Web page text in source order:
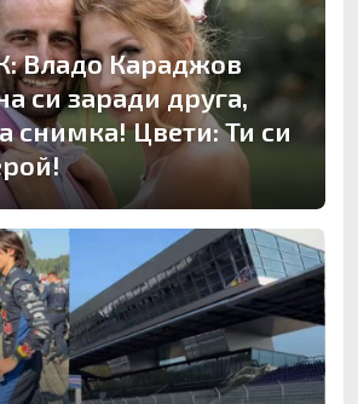
Владо Караджов
си заради друга,
снимка! Цвети: Ти си